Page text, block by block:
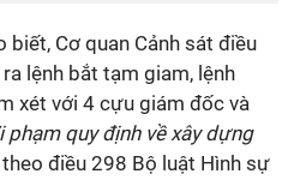
biết, Cơ quan Cảnh sát điều
lệnh bắt tạm giam, lệnh
xét với 4 cựu giám đốc và
phạm quy định về xây dựng
theo điều 298 Bộ luật Hình sự